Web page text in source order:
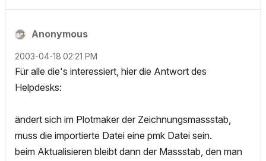
Anonymous
‎2003-04-18 02:21 PM
Für alle die's interessiert, hier die Antwort des
Helpdesks:
ändert sich im Plotmaker der Zeichnungsmassstab,
muss die importierte Datei eine pmk Datei sein.
beim Aktualisieren bleibt dann der Massstab, den man